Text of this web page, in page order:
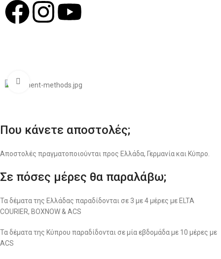
Click to enlarge
Που κάνετε αποστολές;
Αποστολές πραγματοποιούνται προς Ελλάδα, Γερμανία και Κύπρο.
Σε πόσες μέρες θα παραλάβω;
Τα δέματα της Ελλάδας παραδίδονται σε 3 με 4 μέρες με ELTA
COURIER, BOXNOW & ACS
Τα δέματα της Κύπρου παραδίδονται σε μία εβδομάδα με 10 μέρες με
ACS